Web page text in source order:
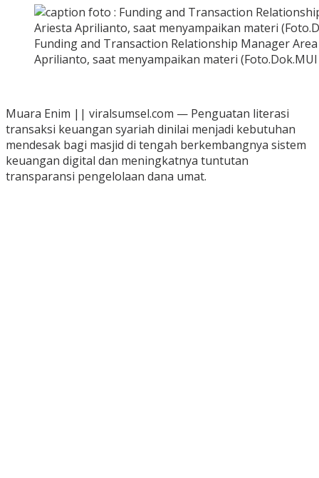
Funding and Transaction Relationship Manager
Aprilianto, saat menyampaikan materi
Muara Enim || viralsumsel.com — Penguatan literasi
transaksi keuangan syariah dinilai menjadi kebutuhan
mendesak bagi masjid di tengah berkembangnya sistem
keuangan digital dan meningkatnya tuntutan
transparansi pengelolaan dana umat.